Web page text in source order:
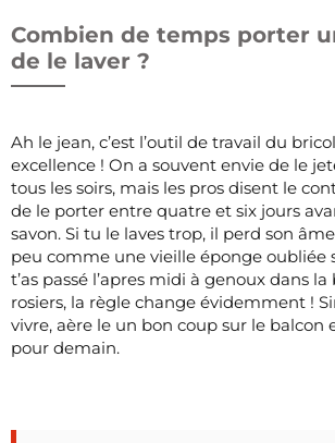
Combien de temps porter
de le laver ?
Ah le jean, c’est l’outil de travail du
excellence ! On a souvent envie de le
tous les soirs, mais les pros disent le
de le porter entre quatre et six jours
savon. Si tu le laves trop, il perd son
peu comme une vieille éponge oubliée
t’as passé l’apres midi à genoux dans
rosiers, la règle change évidemment !
vivre, aère le un bon coup sur le balcon
pour demain.